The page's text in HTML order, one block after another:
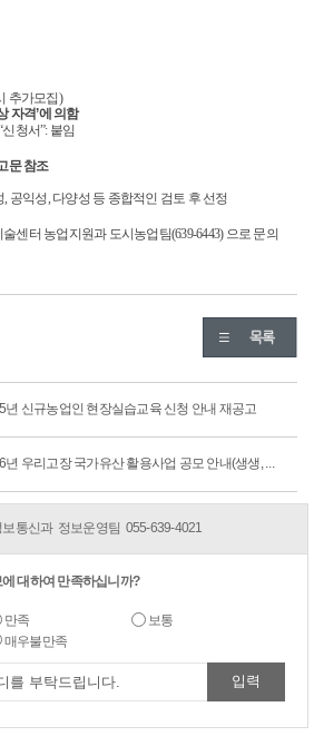
추가모집)
자격’에 의함
청서”: 붙임
문 참조
공익성, 다양성 등 종합적인 검토 후 선정
센터 농업지원과 도시농업팀(639-6443) 으로 문의
년 신규농업인 현장실습교육 신청 안내 재공고
2026년 우리고장 국가유산 활용사업 공모 안내(생생, 향교·서원, 야행, 전통산사, 고택·종갓집)
통신과 정보운영팀 055-639-4021
대하여 만족하십니까?
만족
보통
매우불만족